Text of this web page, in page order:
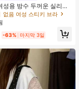
성용 방수 두꺼운 실리콘
은 가슴 리프트업 & 푸시
영 및 들러리용
없음 여성 스티키 브라
-63% 마지막 3일